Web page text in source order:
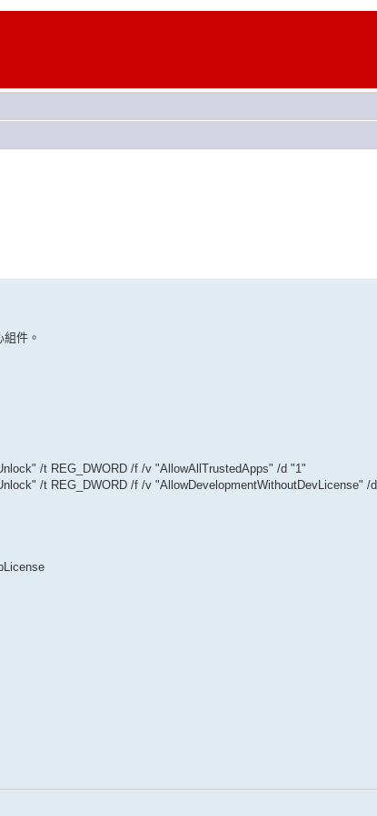
件。
/t REG_DWORD /f /v "AllowAllTrustedApps" /d "1"
/t REG_DWORD /f /v "AllowDevelopmentWithoutDevLicense" /d